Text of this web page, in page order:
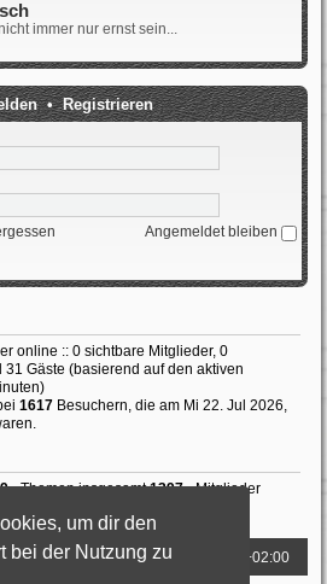
um dir den
bei der Nutzung zu
immer nur ernst sein...
•Registrieren
Angemeldet bleiben
online :: 0 sichtbare Mitglieder, 0
Gäste (basierend auf den aktiven
1617 Besuchern, die am Mi 22. Jul 2026,
• Themen insgesamt1397• Mitglieder
Alle Zeiten sind UTC+02:00